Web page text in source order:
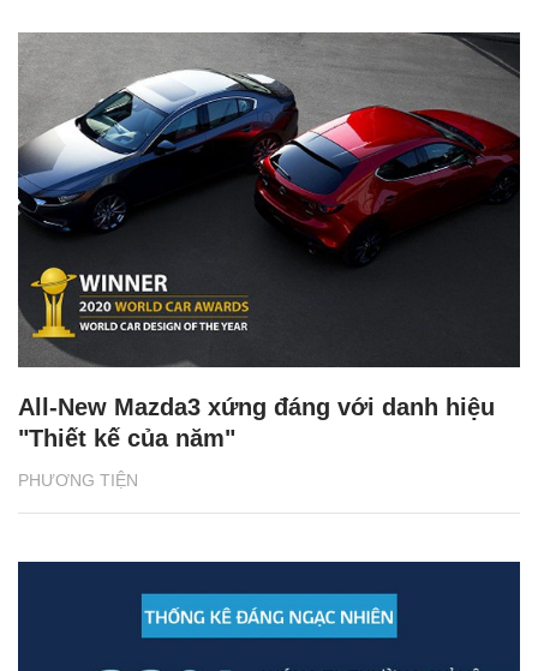
PHƯƠNG TIỆN
All-New Mazda3 xứng đáng với danh hiệu
"Thiết kế của năm"